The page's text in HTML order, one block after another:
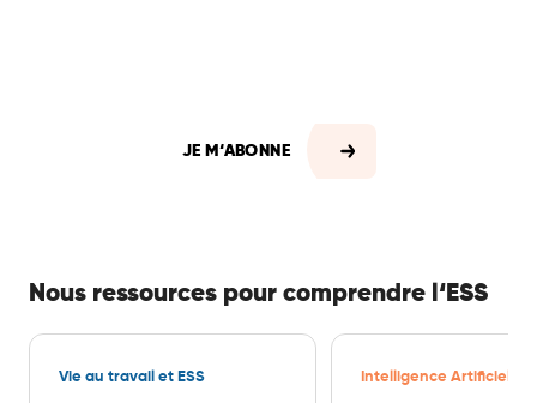
JE M‘ABONNE
Nous ressources pour comprendre l‘ESS
Vie au travail et ESS Intelligence Artificielle